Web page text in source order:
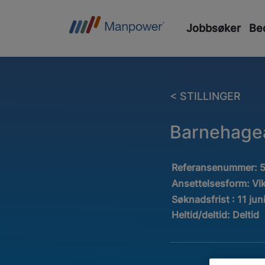
Jobbsøker
< STILLINGER
Referansenummer:
Ansettelsesform:
Søknadsfrist : 11
Heltid/deltid: Deltid